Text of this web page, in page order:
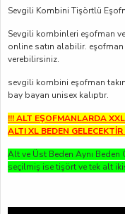
Sevgili Kombini Tişörtlü
Sevgili kombinleri eşofman
online satın alabilir.
verebilirsiniz.
sevgili kombini eşofman
bay bayan unisex kalıptır.
!!! ALT EŞOFMANLARDA
ALTI XL BEDEN GELECEKTİR
Alt ve Üst Beden Aynı Beden
seçilmiş ise tişört ve tek alt